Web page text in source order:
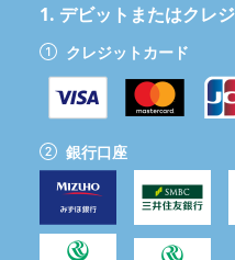
1. デビットまたはクレ
クレジットカード
銀行口座